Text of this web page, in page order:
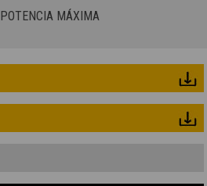
POTENCIA MÁXIMA